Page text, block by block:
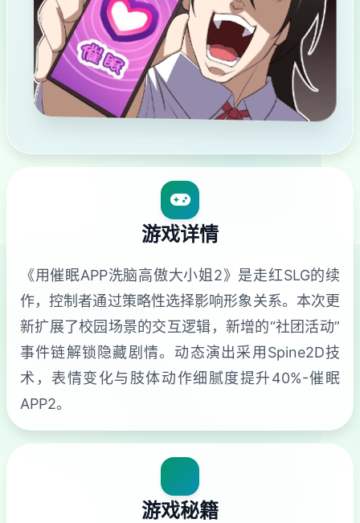
游戏详情
《用催眠APP洗脑高傲大小姐2》是走红SLG的续
作，控制者通过策略性选择影响形象关系。本次更
新扩展了校园场景的交互逻辑，新增的“社团活动”
事件链解锁隐藏剧情。动态演出采用Spine2D技
术，表情变化与肢体动作细腻度提升40%-催眠
APP2。
游戏秘籍